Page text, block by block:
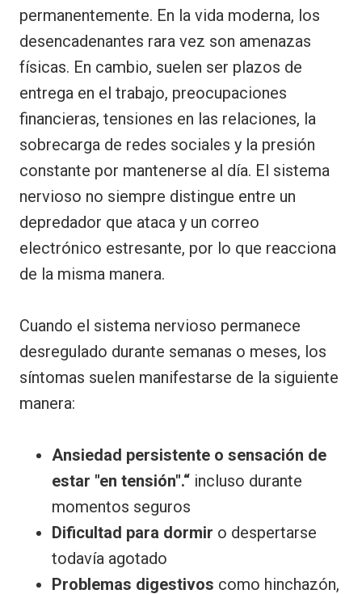
permanentemente. En la vida moderna, los
desencadenantes rara vez son amenazas
físicas. En cambio, suelen ser plazos de
entrega en el trabajo, preocupaciones
financieras, tensiones en las relaciones, la
sobrecarga de redes sociales y la presión
constante por mantenerse al día. El sistema
nervioso no siempre distingue entre un
depredador que ataca y un correo
electrónico estresante, por lo que reacciona
de la misma manera.
Cuando el sistema nervioso permanece
desregulado durante semanas o meses, los
síntomas suelen manifestarse de la siguiente
manera:
Ansiedad persistente o sensación de
estar "en tensión".“ incluso durante
momentos seguros
Dificultad para dormir o despertarse
todavía agotado
Problemas digestivos como hinchazón,